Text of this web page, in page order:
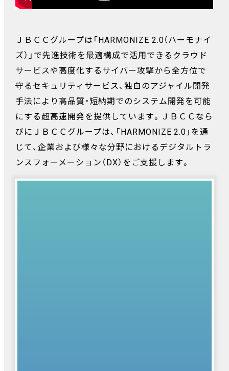
ＪＢＣＣグループは「HARMONIZE 2.0（ハーモナイ
ズ）」で先進技術を最適構成で活用できるクラウド
サービスや高度化するサイバー攻撃から全方位で
守るセキュリティサービス、独自のアジャイル開発
手法により高品質・短納期でのシステム開発を可能
にする超高速開発を提供しています。ＪＢＣＣなら
びにＪＢＣＣグループは、「HARMONIZE 2.0」を通
じて、企業および様々な分野におけるデジタルトラ
ンスフォーメーション（DX）をご支援します。